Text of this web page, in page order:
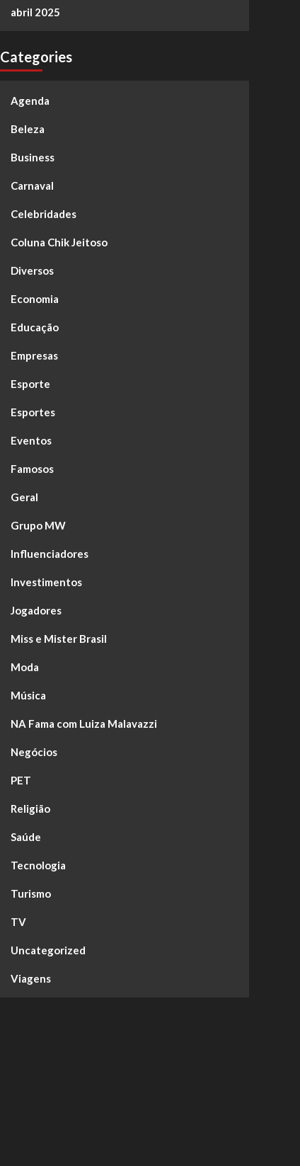
abril 2025
Categories
Agenda
Beleza
Business
Carnaval
Celebridades
Coluna Chik Jeitoso
Diversos
Economia
Educação
Empresas
Esporte
Esportes
Eventos
Famosos
Geral
Grupo MW
Influenciadores
Investimentos
Jogadores
Miss e Mister Brasil
Moda
Música
NA Fama com Luiza Malavazzi
Negócios
PET
Religião
Saúde
Tecnologia
Turismo
TV
Uncategorized
Viagens